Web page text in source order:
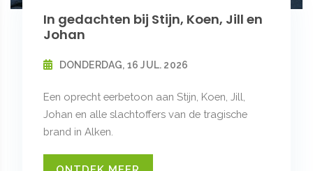
In gedachten bij Stijn, Koen, Jill en
Johan
DONDERDAG, 16 JUL. 2026
Een oprecht eerbetoon aan Stijn, Koen, Jill,
Johan en alle slachtoffers van de tragische
brand in Alken.